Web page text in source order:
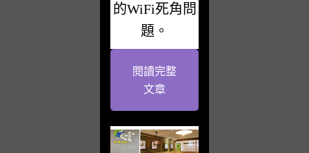
的WiFi死角問
題。
閱讀完整
文章